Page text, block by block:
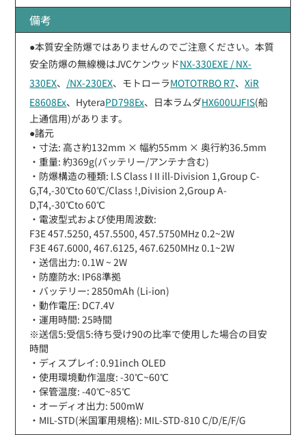
備考
●本質安全防爆ではありませんのでご注意ください。本質
安全防爆の無線機はJVCケンウッドNX-330EXE / NX-
330EX、 /NX-230EX、モトローラMOTOTRBO R7、XiR
E8608Ex、HyteraPD798Ex、日本ラムダHX600UJFIS(船
上通信用)があります。
●諸元
・寸法: 高さ約132mm × 幅約55mm × 奥行約36.5mm
・重量: 約369g(バッテリー/アンテナ含む)
・防爆構造の種類: l.S Class I II ill-Division 1,Group C-
G,T4,-30℃to 60℃/Class !,Division 2,Group A-
D,T4,-30℃to 60℃
・電波型式および使用周波数:
F3E 457.5250, 457.5500, 457.5750MHz 0.2~2W
F3E 467.6000, 467.6125, 467.6250MHz 0.1~2W
・送信出力: 0.1W ~ 2W
・防塵防水: IP68準拠
・バッテリー: 2850mAh (Li-ion)
・動作電圧: DC7.4V
・運用時間: 25時間
※送信5:受信5:待ち受け90の比率で使用した場合の目安
時間
・ディスプレイ: 0.91inch OLED
・使用環境動作温度: -30℃~60℃
・保管温度: -40℃~85℃
・オーディオ出力: 500mW
・MIL-STD(米国軍用規格): MIL-STD-810 C/D/E/F/G